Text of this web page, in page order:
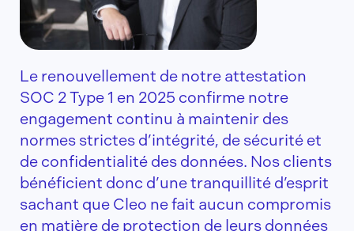
Le renouvellement de notre attestation
SOC 2 Type 1 en 2025 confirme notre
engagement continu à maintenir des
normes strictes d’intégrité, de sécurité et
de confidentialité des données. Nos clients
bénéficient donc d’une tranquillité d’esprit
sachant que Cleo ne fait aucun compromis
en matière de protection de leurs données